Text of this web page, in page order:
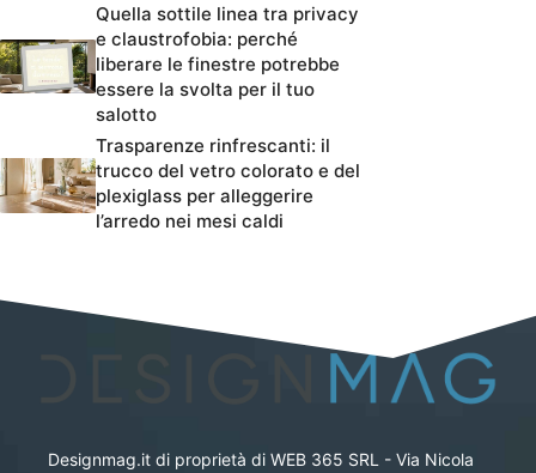
Quella sottile linea tra privacy
e claustrofobia: perché
liberare le finestre potrebbe
essere la svolta per il tuo
salotto
Trasparenze rinfrescanti: il
trucco del vetro colorato e del
plexiglass per alleggerire
l’arredo nei mesi caldi
Designmag.it di proprietà di WEB 365 SRL - Via Nicola